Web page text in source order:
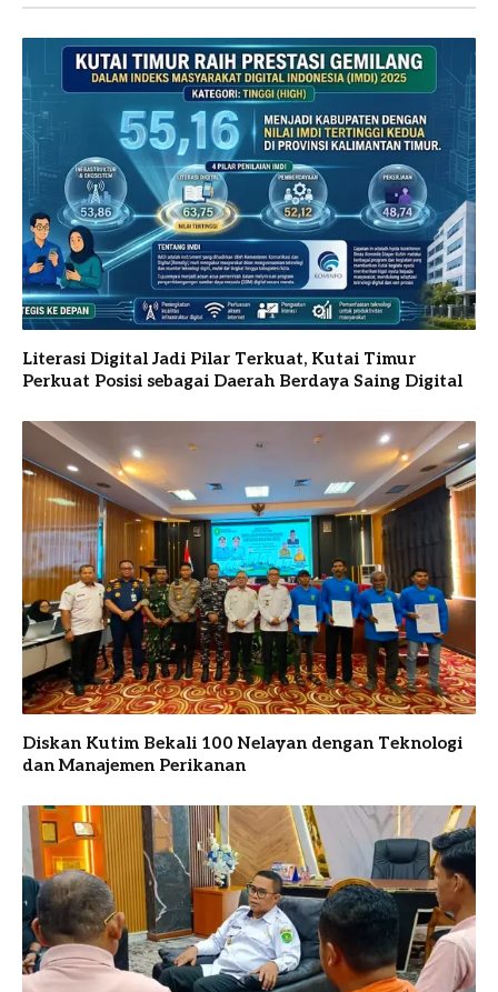
Literasi Digital Jadi Pilar Terkuat, Kutai Timur
Perkuat Posisi sebagai Daerah Berdaya Saing Digital
Diskan Kutim Bekali 100 Nelayan dengan Teknologi
dan Manajemen Perikanan